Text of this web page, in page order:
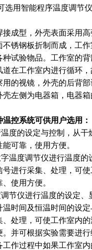
用智能程序温度调节仪
成型，外壳表面采用
锈钢板折制而成，工
试验物品。工作室的
在工作室内进行循环
的视镜，外壳的后背
左侧为电器箱，电器
控系统可供用户选用：
度的设定与控制，从干
可靠，使用方便。
温度调节仪进行温度的
进行采集、处理，可
使用方便。
节仪进行温度的设定、
时间及恒温时间的设
处理，可使工作室内
并可根据实验需要进行
作过程中如果工作室